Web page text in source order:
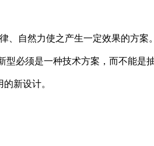
、自然力使之产生一定效果的方案。
必须是一种技术方案，而不能是
新设计。